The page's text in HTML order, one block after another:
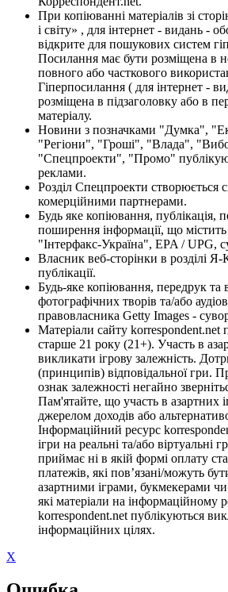
При копіюванні матеріалів зі
і світу» , для інтернет - видань -
відкрите для пошукових систем
Посилання має бути розміщена в
повного або часткового
Гіперпосилання ( для інтернет -
розміщена в підзаголовку або в
матеріалу.
Новини з позначками "Думка",
"Регіони", "Гроші", "Влада",
"Спецпроекти", "Промо"
реклами.
Розділ Спецпроекти створюється
комерційними партнерами.
Будь яке копіювання, публікація,
поширення інформації, що
"Інтерфакс-Україна", EPA / UPG,
Власник веб-сторінки в розділі
публікації.
Будь-яке копіювання, передрук та
фотографічних творів та/або
правовласника Getty Images -
Матеріали сайту korrespondent.net
старше 21 року (21+). Участь в
викликати ігрову залежність.
(принципів) відповідальної гри.
ознак залежності негайно
Пам'ятайте, що участь в азартних
джерелом доходів або
Інформаційний ресурс
ігри на реальні та/або віртуальні
приймає ні в якій формі оплату
платежів, які пов’язані/можуть
азартними іграми, букмекерами чи
які матеріали на інформаційному
korrespondent.net публікуються
інформаційних цілях.
X